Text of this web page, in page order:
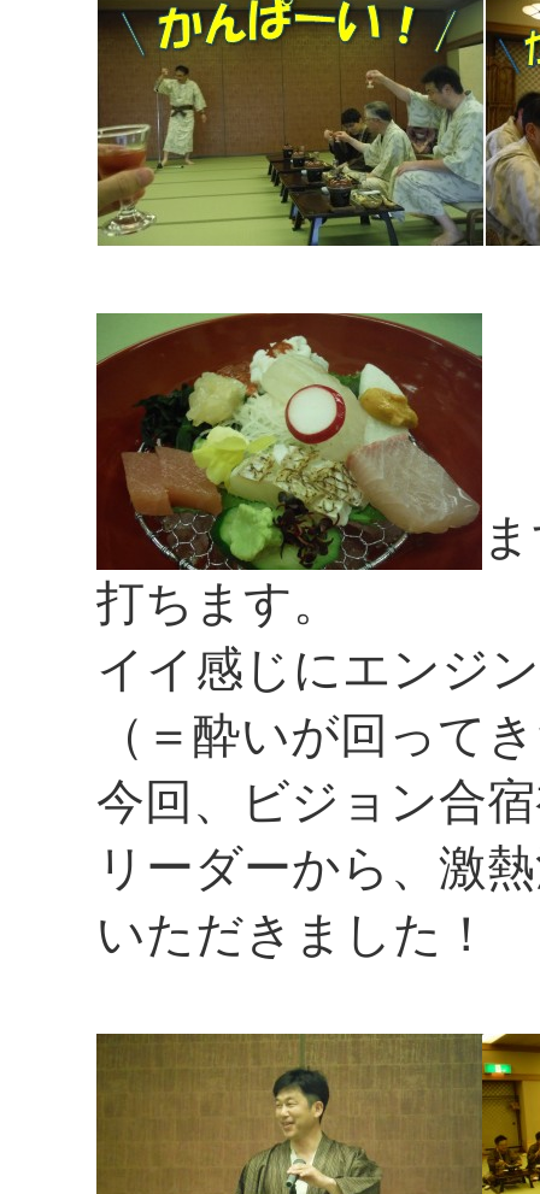
打ちます。
イイ感じにエンジ
（＝酔いが回って
今回、ビジョン合
リーダーから、激
いただきました！